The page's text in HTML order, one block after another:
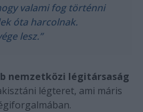
valami fog történni
óta harcolnak.
lesz.”
nemzetközi légitársaság
légteret, ami máris